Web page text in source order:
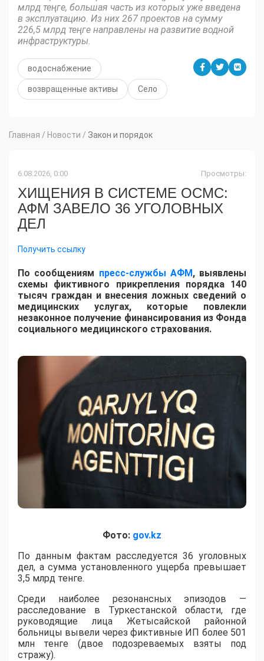
млрд теңге, большая часть из которых уже введена
в эксплуатацию. Из них 267 проектов на сумму
226,5 млрд теңге направлены на развитие водной
инфраструктуры.
водоснабжение
возвращенные активы Село
Главная / Новости / Закон и порядок
6.08.2026, 0:00 Просмотры:
ХИЩЕНИЯ В СИСТЕМЕ ОСМС:
АФМ ЗАВЕЛО 36 УГОЛОВНЫХ
ДЕЛ
Получить ссылку
По сообщениям пресс-службы АФМ, выявлены
схемы фиктивного прикрепления порядка 140
тысяч граждан и внесения ложных сведений о
медицинских услугах, которые повлекли
незаконное получение финансирования из Фонда
социального медицинского страхования.
Фото: gov.kz
По данным фактам расследуется 36 уголовных
дел, а сумма установленного ущерба превышает
3,5 млрд тенге.
​Среди наиболее резонансных эпизодов —
расследование в Туркестанской области, где
руководящие лица Жетысайской районной
больницы вывели через фиктивные ИП более 501
млн тенге (двое подозреваемых взяты под
стражу).